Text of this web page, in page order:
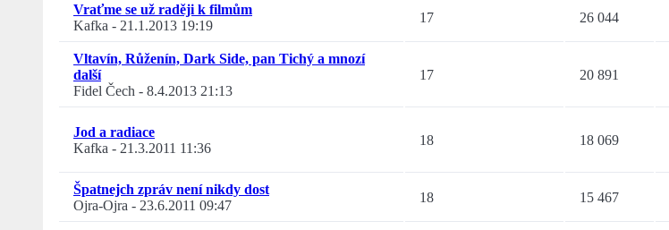
Vraťme se už raději k filmům
Kafka - 21.1.2013 19:19
17 26 044
Vltavín, Růženín, Dark Side, pan Tichý a mnozí
další
Fidel Čech - 8.4.2013 21:13
17 20 891
Jod a radiace
Kafka - 21.3.2011 11:36
18 18 069
Špatnejch zpráv není nikdy dost
Ojra-Ojra - 23.6.2011 09:47
18 15 467